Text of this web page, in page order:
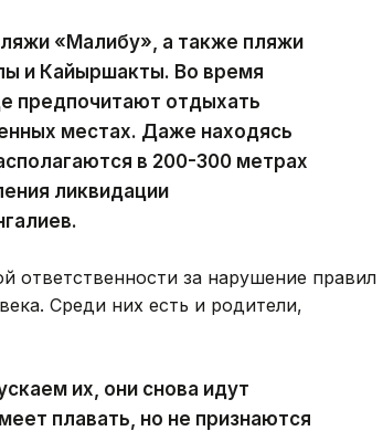
«Малибу», а также пляжи
и Кайыршакты. Во время
предпочитают отдыхать
местах. Даже находясь
в 200-300 метрах
ликвидации
ответственности за нарушение правил
Среди них есть и родители,
их, они снова идут
плавать, но не признаются